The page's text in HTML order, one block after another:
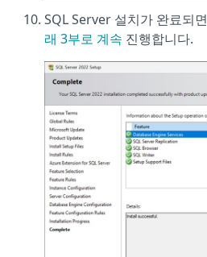
SQL Server 설치가 완료되면
래 3부로 계속 진행합니다.